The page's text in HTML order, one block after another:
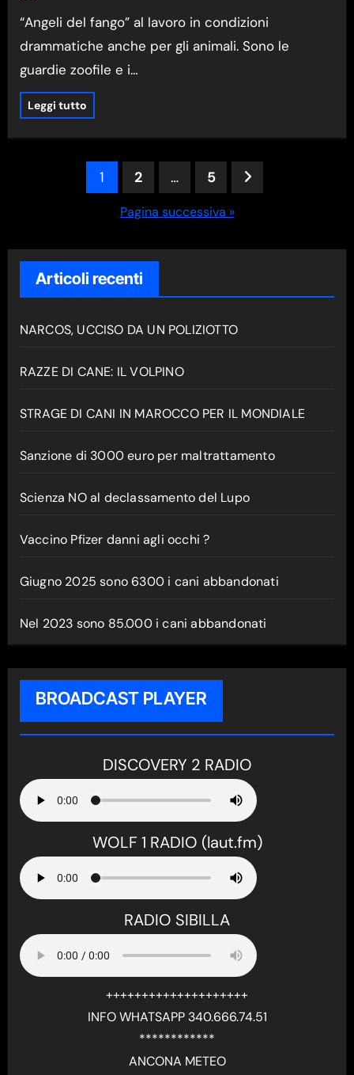
“Angeli del fango” al lavoro in condizioni
drammatiche anche per gli animali. Sono le
guardie zoofile e i…
Leggi tutto
Paginazione
articoli
1 2 … 5
Pagina successiva »
Articoli recenti
NARCOS, UCCISO DA UN POLIZIOTTO
RAZZE DI CANE: IL VOLPINO
STRAGE DI CANI IN MAROCCO PER IL MONDIALE
Sanzione di 3000 euro per maltrattamento
Scienza NO al declassamento del Lupo
Vaccino Pfizer danni agli occhi ?
Giugno 2025 sono 6300 i cani abbandonati
Nel 2023 sono 85.000 i cani abbandonati
BROADCAST PLAYER
DISCOVERY 2 RADIO
WOLF 1 RADIO (laut.fm)
RADIO SIBILLA
++++++++++++++++++++
INFO WHATSAPP 340.666.74.51
************
ANCONA METEO